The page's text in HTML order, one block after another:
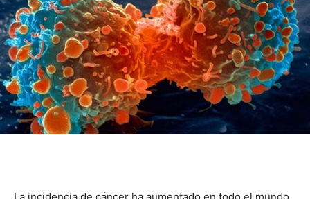
La incidencia de cáncer ha aumentado en todo el mundo